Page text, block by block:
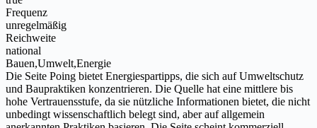
Frequenz
unregelmäßig
Reichweite
national
Bauen,Umwelt,Energie
Die Seite Poing bietet Energiespartipps, die sich auf Umweltschutz
und Baupraktiken konzentrieren. Die Quelle hat eine mittlere bis
hohe Vertrauensstufe, da sie nützliche Informationen bietet, die nicht
unbedingt wissenschaftlich belegt sind, aber auf allgemein